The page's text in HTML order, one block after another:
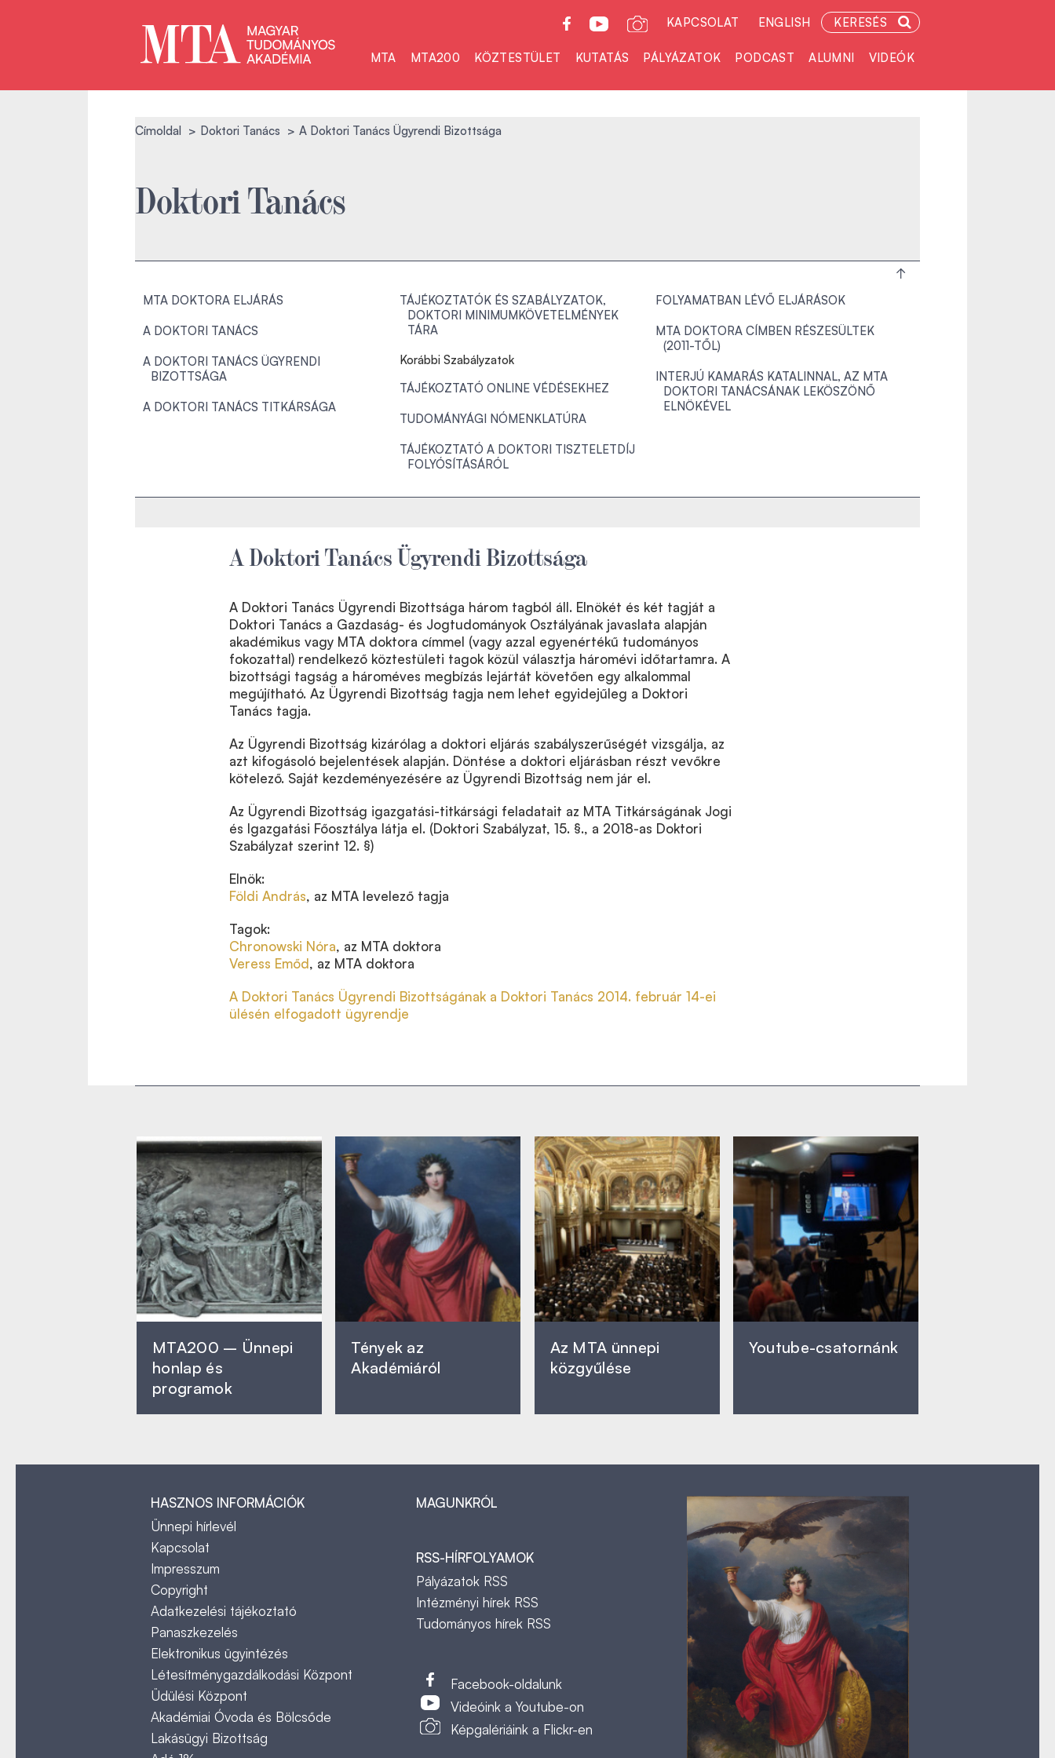
KAPCSOLAT ENGLISH KERESÉS
MTA MTA200 KÖZTESTÜLET KUTATÁS PÁLYÁZATOK PODCAST ALUMNI VIDEÓK
Címoldal Doktori Tanács A Doktori Tanács Ügyrendi Bizottsága
Doktori Tanács
MTA DOKTORA ELJÁRÁS
A DOKTORI TANÁCS
A DOKTORI TANÁCS ÜGYRENDI
BIZOTTSÁGA
A DOKTORI TANÁCS TITKÁRSÁGA
TÁJÉKOZTATÓK ÉS SZABÁLYZATOK,
DOKTORI MINIMUMKÖVETELMÉNYEK
TÁRA
Korábbi Szabályzatok
TÁJÉKOZTATÓ ONLINE VÉDÉSEKHEZ
TUDOMÁNYÁGI NÓMENKLATÚRA
TÁJÉKOZTATÓ A DOKTORI TISZTELETDÍJ
FOLYÓSÍTÁSÁRÓL
FOLYAMATBAN LÉVŐ ELJÁRÁSOK
MTA DOKTORA CÍMBEN RÉSZESÜLTEK
(2011-TŐL)
INTERJÚ KAMARÁS KATALINNAL, AZ MTA
DOKTORI TANÁCSÁNAK LEKÖSZÖNŐ
ELNÖKÉVEL
A Doktori Tanács Ügyrendi Bizottsága
A Doktori Tanács Ügyrendi Bizottsága három tagból áll. Elnökét és két tagját a
Doktori Tanács a Gazdaság- és Jogtudományok Osztályának javaslata alapján
akadémikus vagy MTA doktora címmel (vagy azzal egyenértékű tudományos
fokozattal) rendelkező köztestületi tagok közül választja háromévi időtartamra. A
bizottsági tagság a hároméves megbízás lejártát követően egy alkalommal
megújítható. Az Ügyrendi Bizottság tagja nem lehet egyidejűleg a Doktori
Tanács tagja.
Az Ügyrendi Bizottság kizárólag a doktori eljárás szabályszerűségét vizsgálja, az
azt kifogásoló bejelentések alapján. Döntése a doktori eljárásban részt vevőkre
kötelező. Saját kezdeményezésére az Ügyrendi Bizottság nem jár el.
Az Ügyrendi Bizottság igazgatási-titkársági feladatait az MTA Titkárságának Jogi
és Igazgatási Főosztálya látja el. (Doktori Szabályzat, 15. §., a 2018-as Doktori
Szabályzat szerint 12. §)
Elnök:
Földi András, az MTA levelező tagja
Tagok:
Chronowski Nóra, az MTA doktora
Veress Emőd, az MTA doktora
A Doktori Tanács Ügyrendi Bizottságának a Doktori Tanács 2014. február 14-ei
ülésén elfogadott ügyrendje
MTA200 – Ünnepi
honlap és
programok
Tények az
Akadémiáról
Az MTA ünnepi
közgyűlése
Youtube-csatornánk
HASZNOS INFORMÁCIÓK
Ünnepi hírlevél
Kapcsolat
Impresszum
Copyright
Adatkezelési tájékoztató
Panaszkezelés
Elektronikus ügyintézés
Létesítménygazdálkodási Központ
Üdülési Központ
Akadémiai Óvoda és Bölcsőde
Lakásügyi Bizottság
MAGUNKRÓL
RSS-HÍRFOLYAMOK
Pályázatok RSS
Intézményi hírek RSS
Tudományos hírek RSS
Facebook-oldalunk
Videóink a Youtube-on
Képgalériáink a Flickr-en